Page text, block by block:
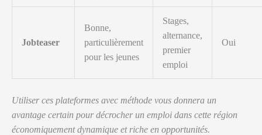
Jobteaser
Bonne,
particulièrement
pour les jeunes
Stages,
alternance,
premier
emploi
Oui
Utiliser ces plateformes avec méthode vous donnera un
avantage certain pour décrocher un emploi dans cette région
économiquement dynamique et riche en opportunités.